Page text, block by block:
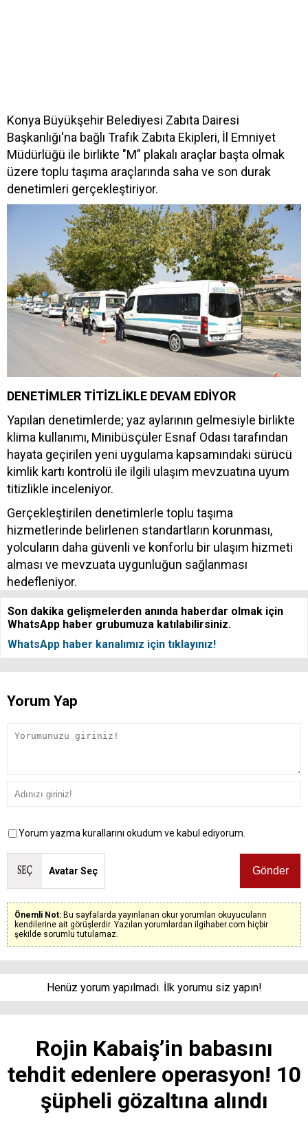
Konya Büyükşehir Belediyesi Zabıta Dairesi
Başkanlığı'na bağlı Trafik Zabıta Ekipleri, İl Emniyet
Müdürlüğü ile birlikte "M” plakalı araçlar başta olmak
üzere toplu taşıma araçlarında saha ve son durak
denetimleri gerçekleştiriyor.
DENETİMLER TİTİZLİKLE DEVAM EDİYOR
Yapılan denetimlerde; yaz aylarının gelmesiyle birlikte
klima kullanımı, Minibüsçüler Esnaf Odası tarafından
hayata geçirilen yeni uygulama kapsamındaki sürücü
kimlik kartı kontrolü ile ilgili ulaşım mevzuatına uyum
titizlikle inceleniyor.
Gerçekleştirilen denetimlerle toplu taşıma
hizmetlerinde belirlenen standartların korunması,
yolcuların daha güvenli ve konforlu bir ulaşım hizmeti
alması ve mevzuata uygunluğun sağlanması
hedefleniyor.
Son dakika gelişmelerden anında haberdar olmak için
WhatsApp haber grubumuza katılabilirsiniz.
WhatsApp haber kanalımız için tıklayınız!
Yorum Yap
Yorum yazma kurallarını okudum ve kabul ediyorum.
Avatar Seç
Önemli Not: Bu sayfalarda yayınlanan okur yorumları okuyucuların
kendilerine ait görüşlerdir. Yazılan yorumlardan ilgihaber.com hiçbir
şekilde sorumlu tutulamaz.
Henüz yorum yapılmadı. İlk yorumu siz yapın!
Rojin Kabaiş’in babasını
tehdit edenlere operasyon! 10
şüpheli gözaltına alındı